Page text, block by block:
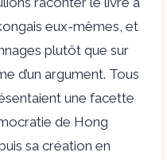
eux-mêmes, et
plutôt que sur
d’un argument. Tous
une facette
de Hong
sa création en